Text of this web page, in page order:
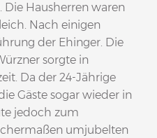
Die Hausherren waren
Nach einigen
der Ehinger. Die
sorgte in
Da der 24-Jährige
Gäste sogar wieder in
jedoch zum
umjubelten